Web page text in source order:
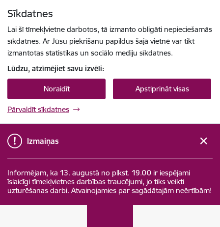
Sīkdatnes
Lai šī tīmekļvietne darbotos, tā izmanto obligāti nepieciešamās
sīkdatnes. Ar Jūsu piekrišanu papildus šajā vietnē var tikt
izmantotas statistikas un sociālo mediju sīkdatnes.
Lūdzu, atzīmējiet savu izvēli:
Noraidīt Apstiprināt visas
Pārvaldīt sīkdatnes
Izmaiņas
Informējam, ka 13. augustā no plkst. 19.00 ir iespējami
īslaicīgi tīmekļvietnes darbības traucējumi, jo tiks veikti
uzturēšanas darbi. Atvainojamies par sagādātajām neērtībām!